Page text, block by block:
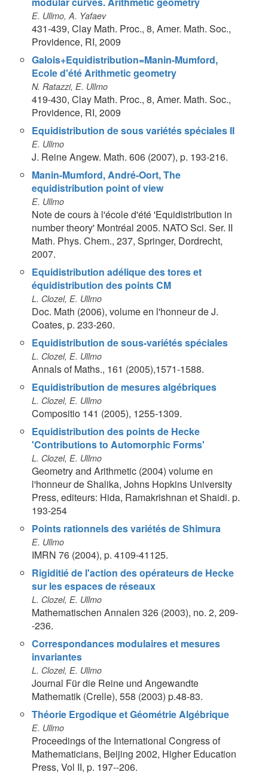
E. Ullmo, A. Yafaev
431-439, Clay Math. Proc., 8, Amer. Math. Soc.,
Providence, RI, 2009
Galois+Equidistribution=Manin-Mumford,
Ecole d'été Arithmetic geometry
N. Ratazzi, E. Ullmo
419-430, Clay Math. Proc., 8, Amer. Math. Soc.,
Providence, RI, 2009
Equidistribution de sous variétés spéciales II
E. Ullmo
J. Reine Angew. Math. 606 (2007), p. 193-216.
Manin-Mumford, André-Oort, The
equidistribution point of view
E. Ullmo
Note de cours à l'école d'été 'Equidistribution in
number theory' Montréal 2005. NATO Sci. Ser. II
Math. Phys. Chem., 237, Springer, Dordrecht,
2007.
Equidistribution adélique des tores et
équidistribution des points CM
L. Clozel, E. Ullmo
Doc. Math (2006), volume en l'honneur de J.
Coates, p. 233-260.
Equidistribution de sous-variétés spéciales
L. Clozel, E. Ullmo
Annals of Maths., 161 (2005),1571-1588.
Equidistribution de mesures algébriques
L. Clozel, E. Ullmo
Compositio 141 (2005), 1255-1309.
Equidistribution des points de Hecke
'Contributions to Automorphic Forms'
L. Clozel, E. Ullmo
Geometry and Arithmetic (2004) volume en
l'honneur de Shalika, Johns Hopkins University
Press, editeurs: Hida, Ramakrishnan et Shaidi. p.
193-254
Points rationnels des variétés de Shimura
E. Ullmo
IMRN 76 (2004), p. 4109-41125.
Rigiditié de l'action des opérateurs de Hecke
sur les espaces de réseaux
L. Clozel, E. Ullmo
Mathematischen Annalen 326 (2003), no. 2, 209-
-236.
Correspondances modulaires et mesures
invariantes
L. Clozel, E. Ullmo
Journal Für die Reine und Angewandte
Mathematik (Crelle), 558 (2003) p.48-83.
Théorie Ergodique et Géométrie Algébrique
E. Ullmo
Proceedings of the International Congress of
Mathematicians, Beijing 2002, Higher Education
Press, Vol II, p. 197--206.